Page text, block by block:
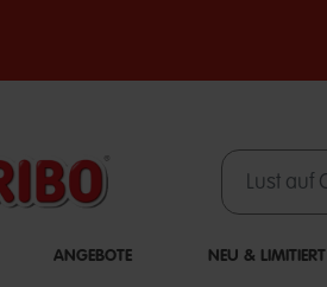
ANGEBOTE NEU & LIMITIERT